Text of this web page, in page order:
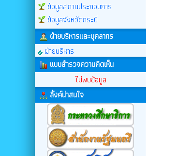
ข้อมูลสถานประกอบการ
ข้อมูลจังหวัดกระบี่
ฝ่ายบริหารและบุคลากร
ฝ่ายบริหาร
แบบสำรวจความคิดเห็น
ไม่พบข้อมูล
ลิ้งค์น่าสนใจ